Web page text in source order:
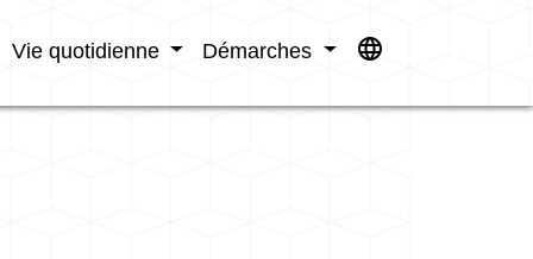
Vie quotidienne Démarches language